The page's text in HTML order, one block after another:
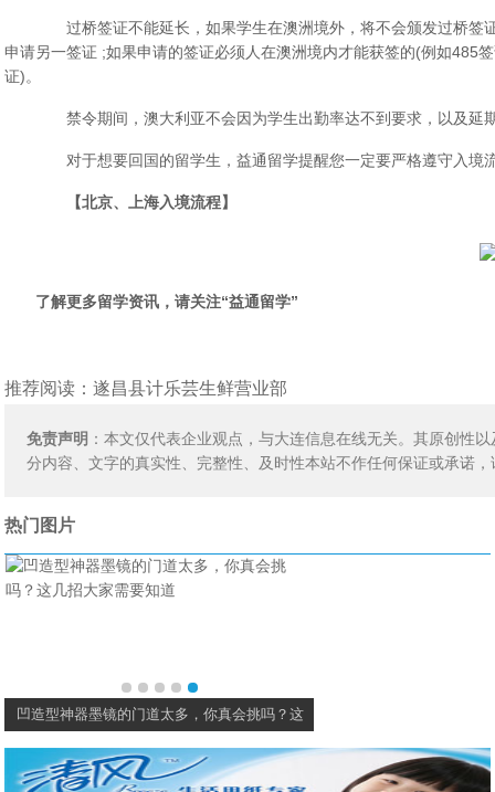
过桥签证不能延长，如果学生在澳洲境外，将不会颁发过桥签
申请另一签证 ;如果申请的签证必须人在澳洲境内才能获签的(例如485
证)。
禁令期间，澳大利亚不会因为学生出勤率达不到要求，以及延
对于想要回国的留学生，益通留学提醒您一定要严格遵守入境
【北京、上海入境流程】
了解更多留学资讯，请关注“益通留学”
推荐阅读：遂昌县计乐芸生鲜营业部
免责声明 ：本文仅代表企业观点，与大连信息在线无关。其原创性
分内容、文字的真实性、完整性、及时性本站不作任何保证或承诺
热门图片
凹造型神器墨镜的门道太多，你真会挑吗？这